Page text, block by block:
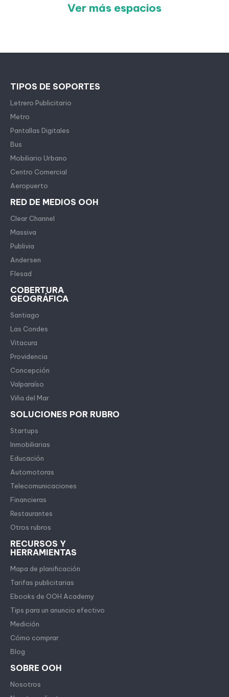
Ver más espacios
TIPOS DE SOPORTES
Letrero Publicitario
Metro
Pantallas Digitales
Bus
Mobiliario Urbano
Centro Comercial
Aeropuerto
RED DE MEDIOS OOH
Clear Channel
Massiva
Publivia
Andersen
Flesad
COBERTURA
GEOGRÁFICA
Santiago
Las Condes
Vitacura
Providencia
Concepción
Valparaíso
Viña del Mar
SOLUCIONES POR RUBRO
Startups
Inmobiliarias
Educación
Automotoras
Telecomunicaciones
Financieras
Restaurantes
Otros rubros
RECURSOS Y
HERRAMIENTAS
Mapa de planificación
Tarifas publicitarias
Ebooks de OOH Academy
Tips para un anuncio efectivo
Medición
Cómo comprar
Blog
SOBRE OOH
Nosotros